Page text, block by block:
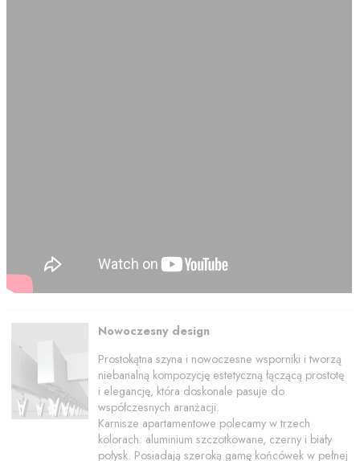
Nowoczesny design
Prostokątna szyna i nowoczesne wsporniki i tworzą
niebanalną kompozycję estetyczną łączącą prostotę
i elegancję, która doskonale pasuje do
współczesnych aranżacji.
Karnisze apartamentowe polecamy w trzech
kolorach: aluminium szczotkowane, czerny i biały
połysk. Posiadają szeroką gamę końcówek w pełnej